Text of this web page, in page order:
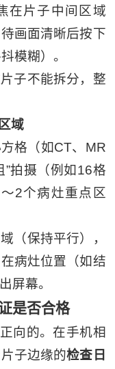
在片子中间区域
画面清晰后按下
模糊）。
子不能拆分，整
域
格（如CT、MR
”拍摄（例如16格
2个病灶重点区
（保持平行），
病灶位置（如结
屏幕。
是否合格
向的。在手机相
子边缘的检查日